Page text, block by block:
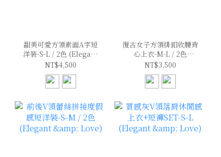
甜美可愛方領素面A字短
洋裝-S-L / 2色 (Elegant
& Love)
NT$4,500
復古女子方領排釦收腰背
心上衣-M-L / 2色
(Elegant & Love)
NT$3,500